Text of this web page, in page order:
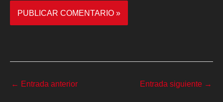
← Entrada anterior Entrada siguiente →